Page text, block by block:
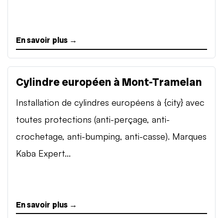
En savoir plus →
Cylindre européen à Mont-Tramelan
Installation de cylindres européens à {city} avec
toutes protections (anti-perçage, anti-
crochetage, anti-bumping, anti-casse). Marques
Kaba Expert...
En savoir plus →